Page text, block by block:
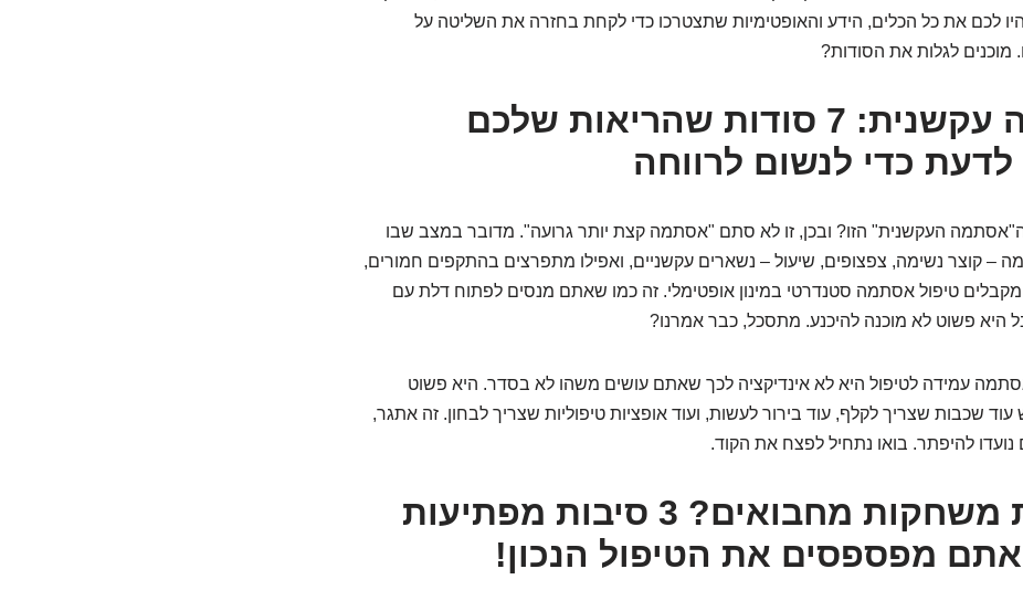
לכם את כל הכלים, הידע והאופטימיות שתצטרכו כדי לקחת בחזרה את השליטה על
לגלות את הסודות?
אסתמה עקשנית: 7 סודות שהריאות שלכם
לדעת כדי לנשום לרווחה
העקשנית" הזו? ובכן, זו לא סתם "אסתמה קצת יותר גרועה". מדובר במצב שבו
– קוצר נשימה, צפצופים, שיעול – נשארים עקשניים, ואפילו מתפרצים בהתקפים חמורים,
טיפול אסתמה סטנדרטי במינון אופטימלי. זה כמו שאתם מנסים לפתוח דלת עם
היא פשוט לא מוכנה להיכנע. מתסכל, כבר אמרנו?
עמידה לטיפול היא לא אינדיקציה לכך שאתם עושים משהו לא בסדר. היא פשוט
עוד שכבות שצריך לקלף, עוד בירור לעשות, ועוד אופציות טיפוליות שצריך לבחון. זה אתגר,
נועדו להיפתר. בואו נתחיל לפצח את הקוד.
הריאות משחקות מחבואים? 3 סיבות מפתיעות
מפספסים את הטיפול הנכון!